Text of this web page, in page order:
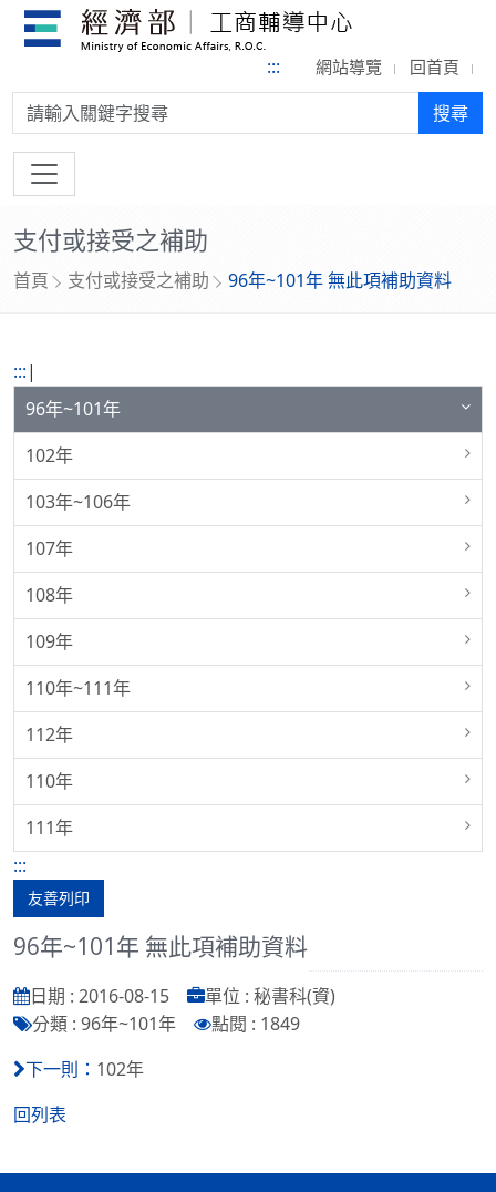
::: 網站導覽 回首頁
搜尋: 搜尋
支付或接受之補助
首頁 支付或接受之補助 96年~101年 無此項補助資料
:::|
96年~101年
102年
103年~106年
107年
108年
109年
110年~111年
112年
110年
111年
:::
友善列印
96年~101年 無此項補助資料
日期 : 2016-08-15
單位 : 秘書科(資)
分類 : 96年~101年
點閱 : 1849
下一則： 102年
回列表